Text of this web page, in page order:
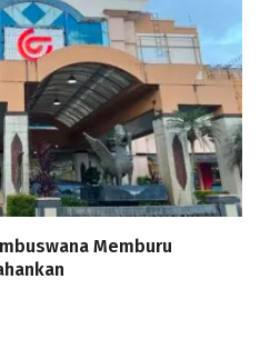
Memburu